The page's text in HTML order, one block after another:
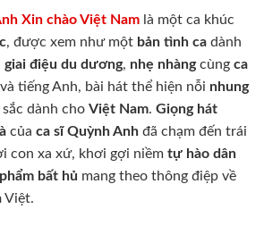
Xin chào Việt Nam là một ca khúc
, được xem như một bản tình ca dành
giai điệu du dương, nhẹ nhàngcùng ca
tiếng Anh, bài hát thể hiện nỗi nhung
dành cho Việt Nam. Giọng hát
của ca sĩ Quỳnh Anh đã chạm đến trái
con xa xứ, khơi gợi niềm tự hào dân
bất hủ mang theo thông điệp về
Việt.